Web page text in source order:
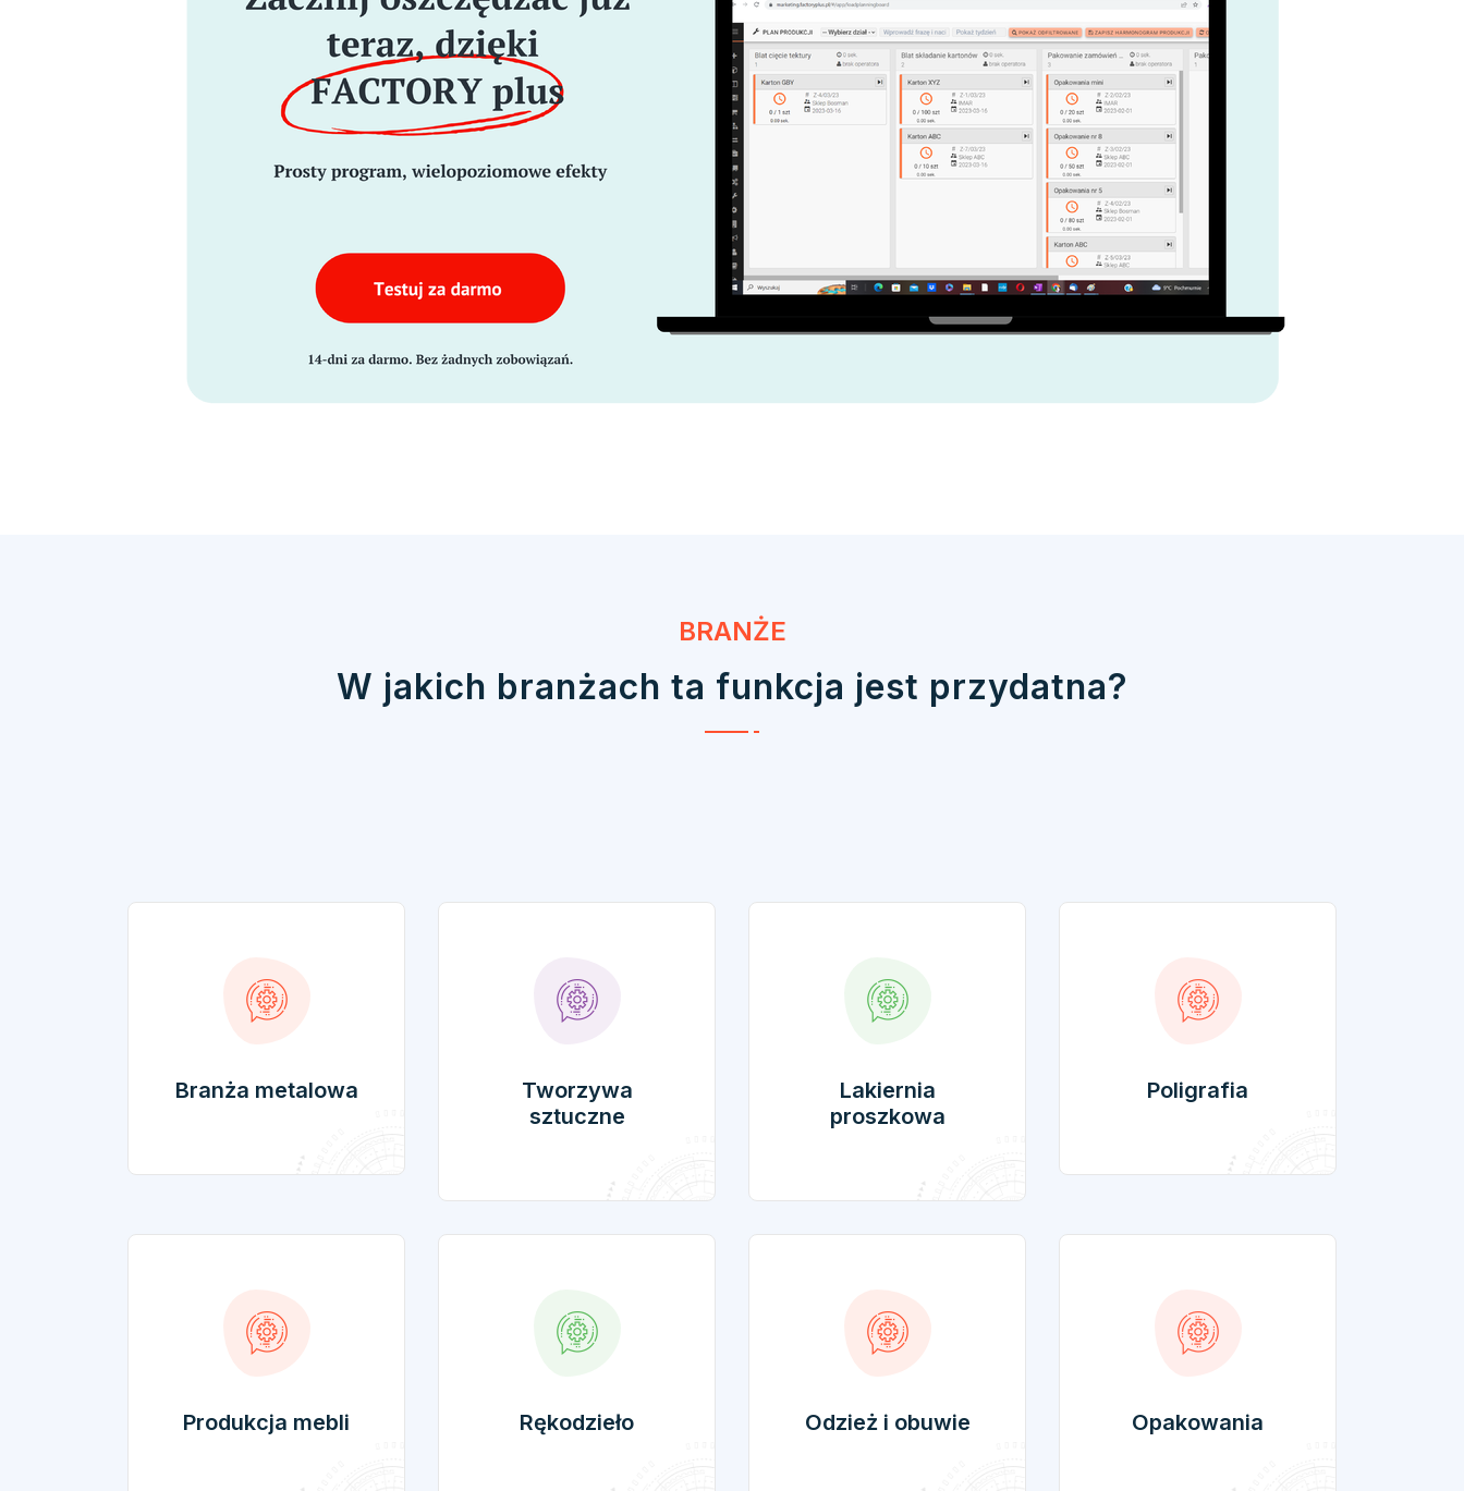
BRANŻE
W jakich branżach ta funkcja jest przydatna?
Branża metalowa
Tworzywa
sztuczne
Lakiernia
proszkowa
Poligrafia
Produkcja mebli Rękodzieło Odzież i obuwie Opakowania